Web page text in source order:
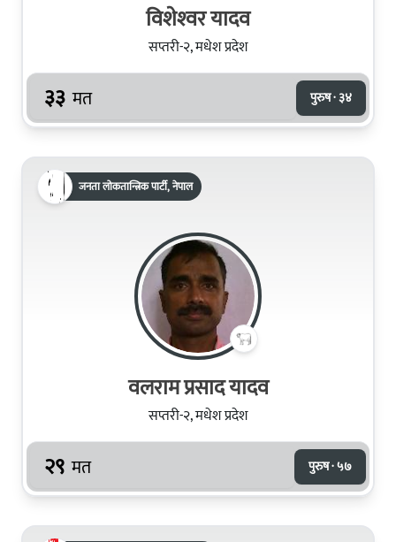
विशेश्‍वर यादव
सप्तरी-२, मधेश प्रदेश
३३ मत पुरुष · ३४
जनता लोकतान्त्रिक पार्टी, नेपाल
वलराम प्रसाद यादव
सप्तरी-२, मधेश प्रदेश
२९ मत पुरुष · ५७